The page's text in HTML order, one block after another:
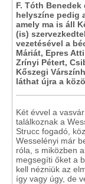
F. Tóth
helyszíne pedig
amely ma is áll
(is)
vezetésével a
Máriát, Epres
Zrínyi Pétert,
Kőszegi
láthat újra a
Két évvel a
találkoznak a
Strucc fogadó,
Wesselényi már
róla, s miközben
megsegíti őket a
kell nézniük az
így vagy úgy, de